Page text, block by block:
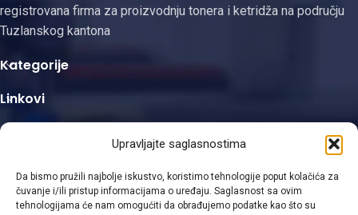
Upravljajte saglasnostima
Da bismo pružili najbolje iskustvo, koristimo tehnologije poput kolačića za
čuvanje i/ili pristup informacijama o uređaju. Saglasnost sa ovim
tehnologijama će nam omogućiti da obrađujemo podatke kao što su
registrovana firma za proizvodnju tonera i ketridža na području
Tuzlanskog kantona
Kategorije
Linkovi
Kontakt informacije